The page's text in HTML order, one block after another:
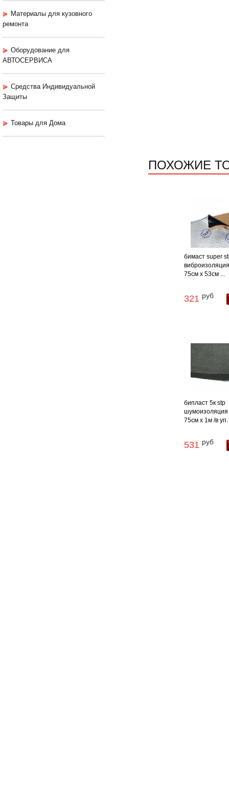
Материалы для кузовного
ремонта
Оборудование для
АВТОСЕРВИСА
Средства Индивидуальной
Защиты
Товары для Дома
ПОХОЖИЕ
бимаст super
75см х 53см ...
321 руб
бипласт 5к stp
75см х 1м /в уп.
531 руб